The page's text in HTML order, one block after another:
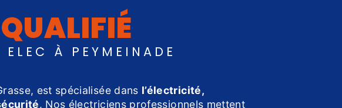
À PEYMEINADE
est spécialisée dans l’électricité,
. Nos électriciens professionnels mettent